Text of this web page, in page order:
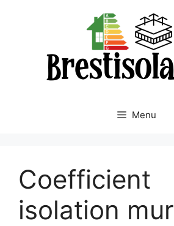
Menu
Coefficient
isolation mur